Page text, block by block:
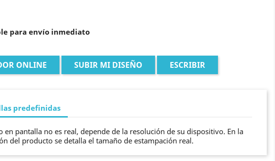
para envío inmediato
ONLINE SUBIR MI DISEÑO ESCRIBIR
predefinidas
en pantalla no es real, depende de la resolución de su dispositivo. En la
del producto se detalla el tamaño de estampación real.